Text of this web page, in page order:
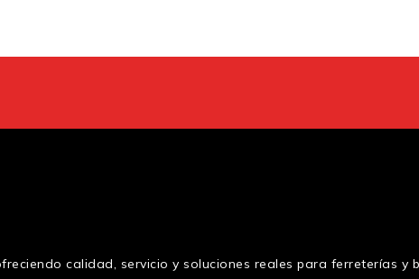
calidad, servicio y soluciones reales para ferreterías y